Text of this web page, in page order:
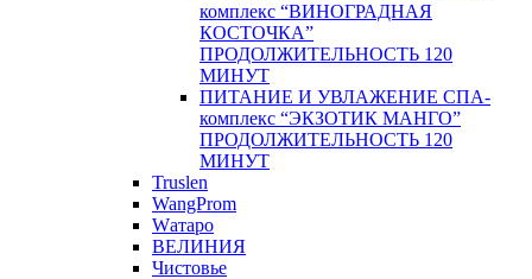
комплекс “ВИНОГРАДНАЯ
КОСТОЧКА”
ПРОДОЛЖИТЕЛЬНОСТЬ 120
МИНУТ
ПИТАНИЕ И УВЛАЖЕНИЕ СПА-
комплекс “ЭКЗОТИК МАНГО”
ПРОДОЛЖИТЕЛЬНОСТЬ 120
МИНУТ
Truslen
WangProm
Wатаро
ВЕЛИНИЯ
Чистовье